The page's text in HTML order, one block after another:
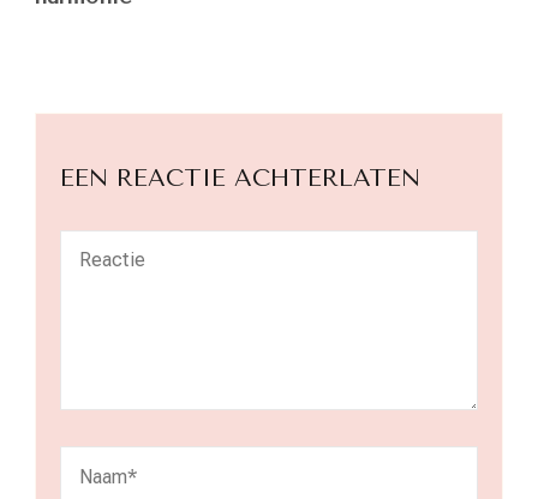
EEN REACTIE ACHTERLATEN